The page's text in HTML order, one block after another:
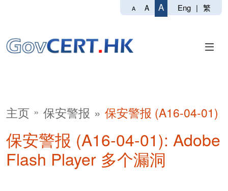
A A A Eng | 繁
主页 保安警报 保安警报 (A16-04-01)
保安警报 (A16-04-01): Adobe
Flash Player 多个漏洞